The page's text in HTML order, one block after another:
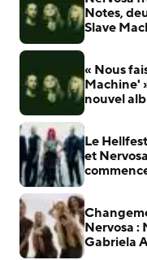
Notes,
Slave
« Nous
Machine'
nouvel
Le
et
Nervosa :
Gabriela